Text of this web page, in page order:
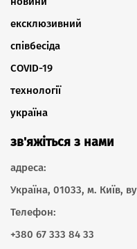
ексклюзивний
співбесіда
COVID-19
технології
україна
зв'яжіться з нами
адреса:
Україна, 01033, м. Київ,
Телефон:
+380 67 333 84 33